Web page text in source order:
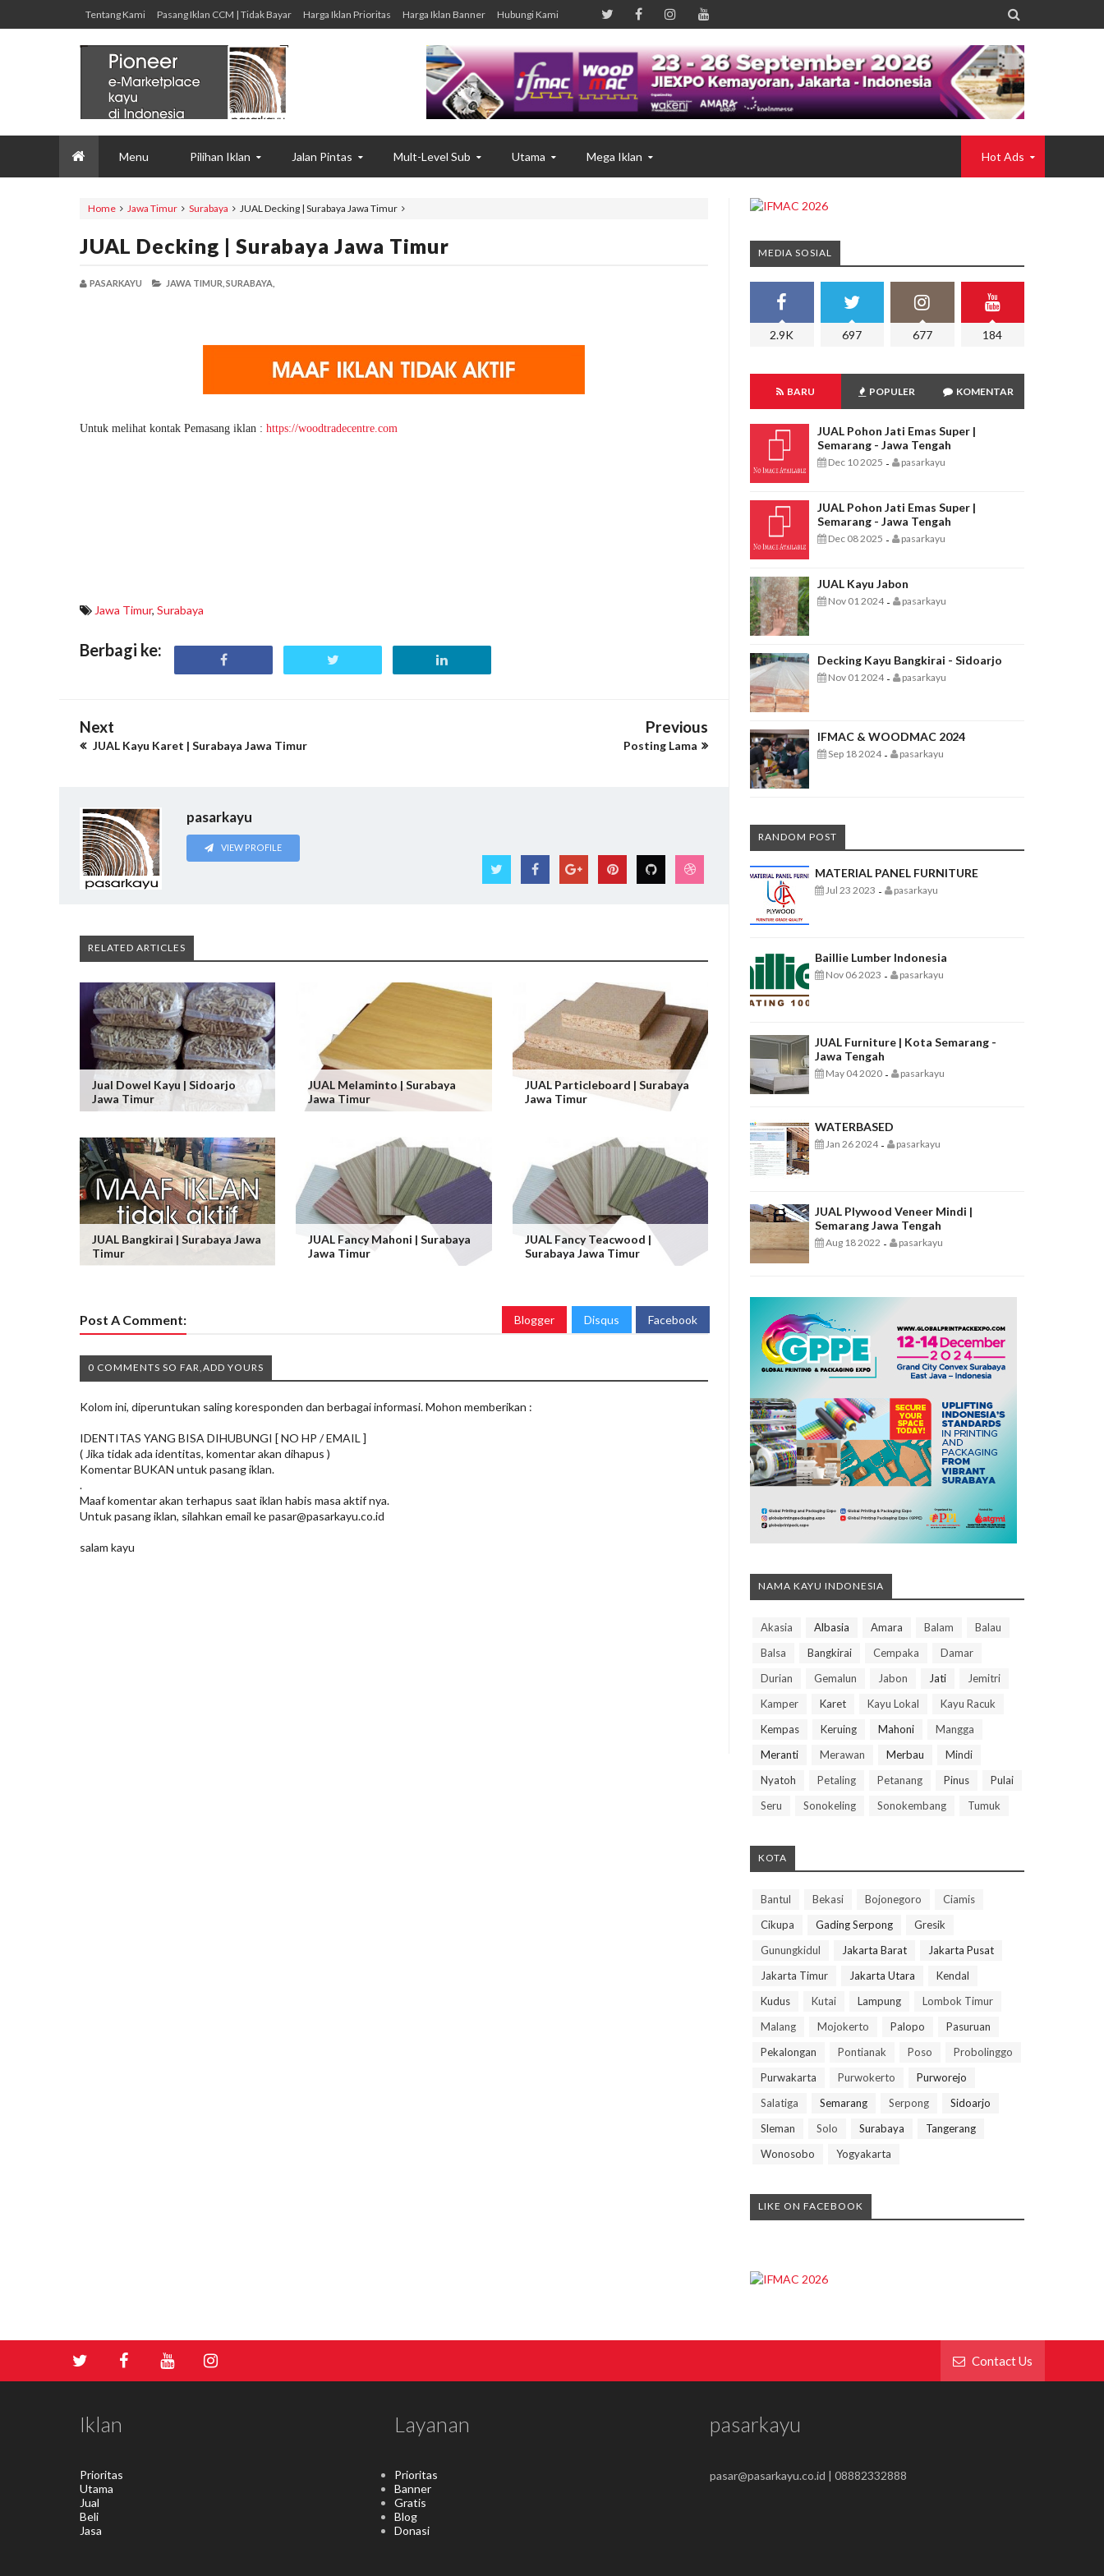
Tentang Kami Pasang Iklan CCM | Tidak Bayar Harga Iklan Prioritas Harga Iklan Banner Hubungi Kami 
Menu Pilihan Iklan Jalan Pintas Mult-Level Sub Utama Mega Iklan Hot Ads
Home Jawa Timur Surabaya JUAL Decking | Surabaya Jawa Timur
JUAL Decking | Surabaya Jawa Timur
PASARKAYU JAWA TIMUR, SURABAYA,
Untuk melihat kontak Pemasang iklan : https://woodtradecentre.com
Jawa Timur, Surabaya
Berbagi ke:
Next
JUAL Kayu Karet | Surabaya Jawa Timur
Previous
Posting Lama
pasarkayu
VIEW PROFILE
RELATED ARTICLES
Jual Dowel Kayu | Sidoarjo
Jawa Timur
JUAL Melaminto | Surabaya
Jawa Timur
JUAL Particleboard | Surabaya
Jawa Timur
JUAL Bangkirai | Surabaya Jawa
Timur
JUAL Fancy Mahoni | Surabaya
Jawa Timur
JUAL Fancy Teacwood |
Surabaya Jawa Timur
Post A Comment: Blogger Disqus Facebook
0 COMMENTS SO FAR,ADD YOURS
Kolom ini, diperuntukan saling koresponden dan berbagai informasi. Mohon memberikan :
IDENTITAS YANG BISA DIHUBUNGI [ NO HP / EMAIL ]
( Jika tidak ada identitas, komentar akan dihapus )
Komentar BUKAN untuk pasang iklan.
.
Maaf komentar akan terhapus saat iklan habis masa aktif nya.
Untuk pasang iklan, silahkan email ke pasar@pasarkayu.co.id
salam kayu
MEDIA SOSIAL
2.9K 697 677 184
BARU POPULER KOMENTAR
JUAL Pohon Jati Emas Super |
Semarang - Jawa Tengah
Dec 10 2025 - pasarkayu
JUAL Pohon Jati Emas Super |
Semarang - Jawa Tengah
Dec 08 2025 - pasarkayu
JUAL Kayu Jabon
Nov 01 2024 - pasarkayu
Decking Kayu Bangkirai - Sidoarjo
Nov 01 2024 - pasarkayu
IFMAC & WOODMAC 2024
Sep 18 2024 - pasarkayu
RANDOM POST
MATERIAL PANEL FURNITURE
Jul 23 2023 - pasarkayu
Baillie Lumber Indonesia
Nov 06 2023 - pasarkayu
JUAL Furniture | Kota Semarang -
Jawa Tengah
May 04 2020 - pasarkayu
WATERBASED
Jan 26 2024 - pasarkayu
JUAL Plywood Veneer Mindi |
Semarang Jawa Tengah
Aug 18 2022 - pasarkayu
NAMA KAYU INDONESIA
Akasia Albasia Amara Balam
Balau
Balsa
Bangkirai Cempaka
Damar
Durian
Gemalun Jabon Jati
Jemitri
Kamper
Karet Kayu Lokal
Kayu Racuk
Kempas
Keruing Mahoni
Mangga
Meranti
Merawan Merbau
Mindi
Nyatoh
Petaling Petanang Pinus
Pulai
Seru
Sonokeling Sonokembang Tumuk
KOTA
Bantul Bekasi Bojonegoro
Ciamis
Cikupa
Gading Serpong
Gresik
Gunungkidul
Jakarta Barat
Jakarta Pusat
Jakarta Timur
Jakarta Utara
Kendal
Kudus
Kutai Lampung
Lombok Timur
Malang
Mojokerto Palopo
Pasuruan
Pekalongan
Pontianak Poso
Probolinggo
Purwakarta
Purwokerto
Purworejo
Salatiga
Semarang Serpong
Sidoarjo
Sleman
Solo Surabaya
Tangerang
Wonosobo
Yogyakarta
LIKE ON FACEBOOK
Contact Us
Iklan
Prioritas
Utama
Jual
Beli
Jasa
Layanan
Prioritas
Banner
Gratis
Blog
Donasi
pasarkayu
pasar@pasarkayu.co.id | 08882332888